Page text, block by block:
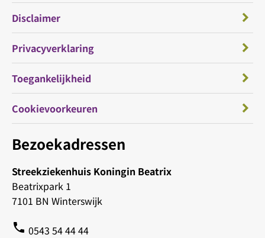
Bezoekadressen
Streekziekenhuis Koningin Beatrix
Beatrixpark 1
7101 BN Winterswijk
phone 0543 54 44 44
Disclaimer
Privacyverklaring
Toegankelijkheid
Cookievoorkeuren